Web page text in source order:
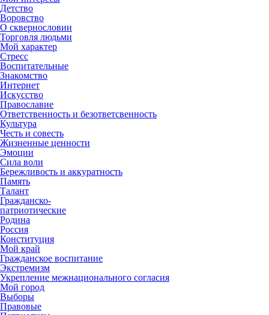
Детство
Воровство
О сквернословии
Торговля людьми
Мой характер
Стресс
Воспитательные
Знакомство
Интернет
Искусство
Православие
Ответственность и безответсвенность
Культура
Честь и совесть
Жизненные ценности
Эмоции
Сила воли
Бережливость и аккуратность
Память
Талант
Гражданско-
патриотические
Родина
Россия
Конституция
Мой край
Гражданское воспитание
Экстремизм
Укрепление межнационального согласия
Мой город
Выборы
Правовые